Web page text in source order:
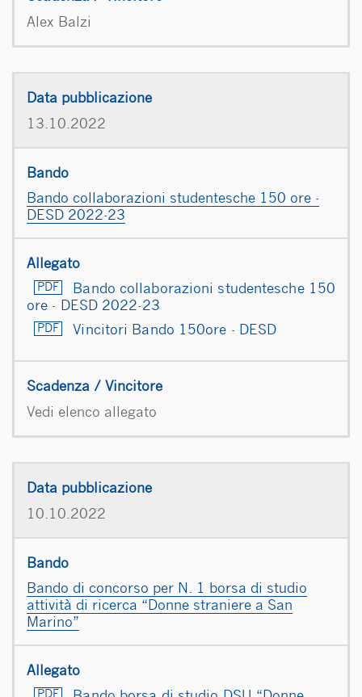
Alex Balzi
13.10.2022
Bando collaborazioni studentesche 150 ore -
DESD 2022-23
Bando collaborazioni studentesche 150
ore - DESD 2022-23
Vincitori Bando 150ore - DESD
Vedi elenco allegato
10.10.2022
Bando di concorso per N. 1 borsa di studio
attività di ricerca “Donne straniere a San
Marino”